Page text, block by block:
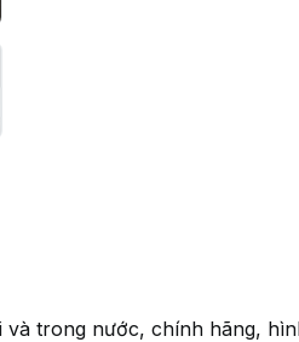
trong nước, chính hãng,